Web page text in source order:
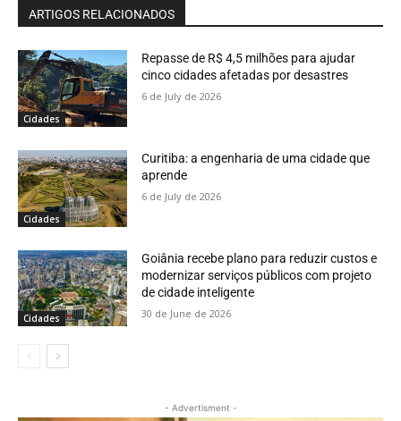
ARTIGOS RELACIONADOS
Cidades
Repasse de R$ 4,5 milhões para ajudar
cinco cidades afetadas por desastres
6 de July de 2026
Cidades
Curitiba: a engenharia de uma cidade que
aprende
6 de July de 2026
Cidades
Goiânia recebe plano para reduzir custos e
modernizar serviços públicos com projeto
de cidade inteligente
30 de June de 2026
- Advertisment -